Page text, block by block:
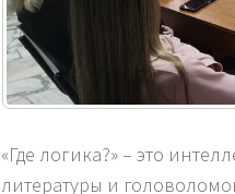
«Где логика?» – это
литературы и